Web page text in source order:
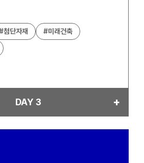
첨단자재 #미래건축
DAY 3